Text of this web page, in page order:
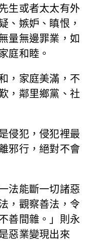
生或者太太有外
、嫉妒、瞋恨，
量無邊罪業，如
庭和睦。
，家庭美滿，不
，鄰里鄉黨、社
侵犯，侵犯裡最
邪行，絕對不會
法能斷一切諸惡
，觀察善法，令
善間雜。」則永
惡業變現出來